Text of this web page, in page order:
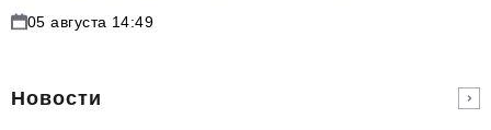
05 августа 14:49
Новости